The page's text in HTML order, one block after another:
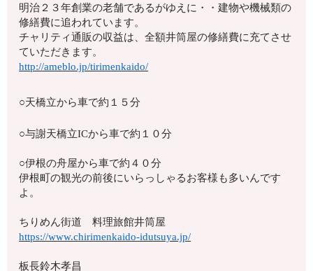
明治２３年創業の老舗であるがゆえに・・建物や機械類の
修繕費に追われています。
チャリティ通販の収益は、全額井筒屋の修繕費に充てさせ
ていただきます。
http://ameblo.jp/tirimenkaido/
○天橋立から車で約１５分
○与謝天橋立ICから車で約１０分
○伊根の舟屋から車で約４０分
伊根町の観光の前後にいらっしゃるお客様も多いんです
よ。
ちりめん街道 料理旅館井筒屋
https://www.chirimenkaido-idutsuya.jp/
板長鈴木孝昌